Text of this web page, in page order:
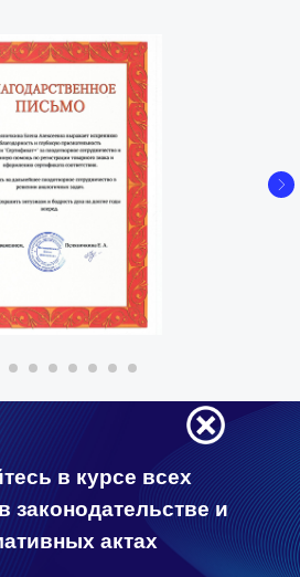
в курсе всех
законодательстве и
актах